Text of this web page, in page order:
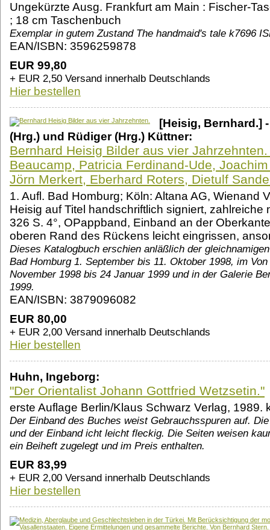
Ungekürzte Ausg. Frankfurt am Main : Fischer-
; 18 cm Taschenbuch
Exemplar in gutem Zustand The handmaid's tale k7696
EAN/ISBN: 3596259878
EUR 99,80
+ EUR 2,50 Versand innerhalb Deutschlands
Hier bestellen
[Heisig, Bernhard.]
(Hrg.) und Rüdiger (Hrg.) Küttner:
Bernhard Heisig Bilder aus vier
Beaucamp, Patricia Ferdinand-Ude,
Jörn Merkert, Eberhard Roters, Dietulf
1. Aufl. Bad Homburg; Köln: Altana AG, Wienand
Heisig auf Titel handschriftlich signiert, zahlreiche
326 S. 4°, OPappband, Einband an der
oberen Rand des Rückens leicht eingrissen,
Dieses Katalogbuch erschien anläßlich der
Bad Homburg 1. September bis 11. Oktober 1998, im
November 1998 bis 24 Januar 1999 und in der Galerie
1999.
EAN/ISBN: 3879096082
EUR 80,00
+ EUR 2,00 Versand innerhalb Deutschlands
Hier bestellen
Huhn, Ingeborg:
"Der Orientalist Johann Gottfried Wetzsetin."
erste Auflage Berlin/Klaus Schwarz Verlag, 1989.
Der Einband des Buches weist Gebrauchsspuren auf.
und der Einband icht leicht fleckig. Die Seiten weisen
ein Beiheft zugelegt und im Preis enthalten.
EUR 83,99
+ EUR 2,00 Versand innerhalb Deutschlands
Hier bestellen